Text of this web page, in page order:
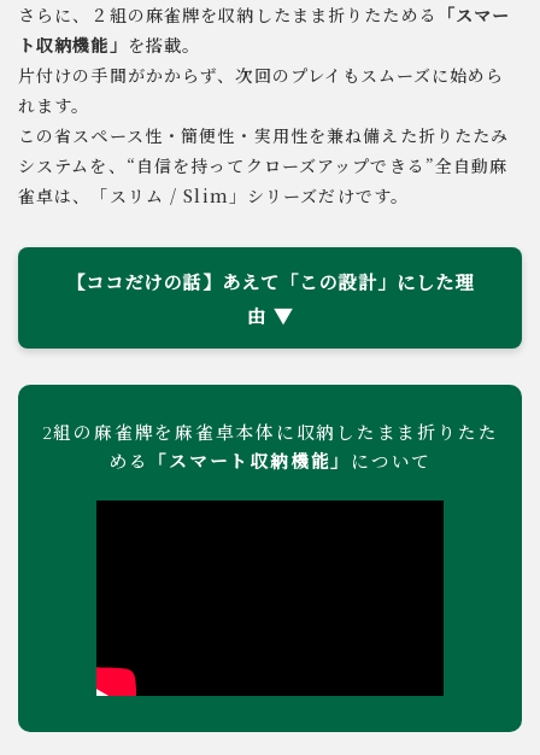
さらに、２組の麻雀牌を収納したまま折りたためる
「スマー
ト収納機能」 を搭載。
片付けの手間がかからず、次回のプレイもスムーズに始めら
れます。
この省スペース性・簡便性・実用性を兼ね備えた折りたたみ
システムを、“自信を持ってクローズアップできる”全自動麻
雀卓は、「スリム / Slim」シリーズだけです。
【ココだけの話】あえて「この設計」にした理
由
2組の麻雀牌を麻雀卓本体に収納したまま折りたた
める
「スマート収納機能」 について